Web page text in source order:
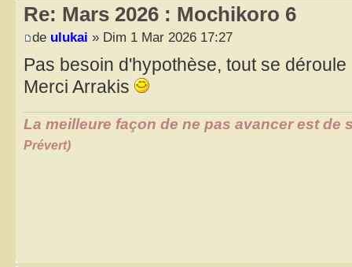
Re: Mars 2026 : Mochikoro 6
de ulukai » Dim 1 Mar 2026 17:27
Pas besoin d'hypothèse, tout se
Merci Arrakis
La meilleure façon de ne pas avancer est de
Prévert)